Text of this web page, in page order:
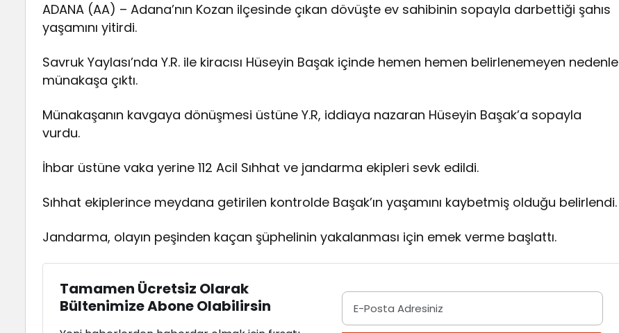
ADANA (AA) – Adana’nın Kozan ilçesinde çıkan dövüşte ev sahibinin sopayla darbettiği şahıs
yaşamını yitirdi.
Savruk Yaylası’nda Y.R. ile kiracısı Hüseyin Başak içinde hemen hemen belirlenemeyen nedenle
münakaşa çıktı.
Münakaşanın kavgaya dönüşmesi üstüne Y.R, iddiaya nazaran Hüseyin Başak’a sopayla
vurdu.
İhbar üstüne vaka yerine 112 Acil Sıhhat ve jandarma ekipleri sevk edildi.
Sıhhat ekiplerince meydana getirilen kontrolde Başak’ın yaşamını kaybetmiş olduğu belirlendi.
Jandarma, olayın peşinden kaçan şüphelinin yakalanması için emek verme başlattı.
Tamamen Ücretsiz Olarak
Bültenimize Abone Olabilirsin